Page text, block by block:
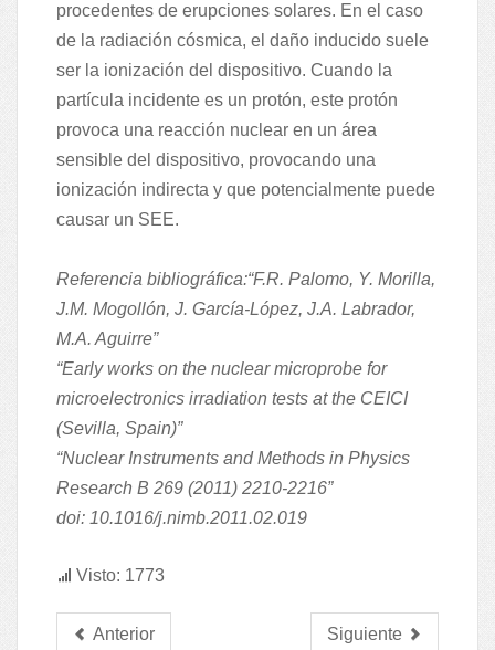
procedentes de erupciones solares. En el caso
de la radiación cósmica, el daño inducido suele
ser la ionización del dispositivo. Cuando la
partícula incidente es un protón, este protón
provoca una reacción nuclear en un área
sensible del dispositivo, provocando una
ionización indirecta y que potencialmente puede
causar un SEE.
Referencia bibliográfica:“F.R. Palomo, Y. Morilla,
J.M. Mogollón, J. García-López, J.A. Labrador,
M.A. Aguirre”
“Early works on the nuclear microprobe for
microelectronics irradiation tests at the CEICI
(Sevilla, Spain)”
“Nuclear Instruments and Methods in Physics
Research B 269 (2011) 2210-2216”
doi: 10.1016/j.nimb.2011.02.019
Visto: 1773
Anterior Siguiente